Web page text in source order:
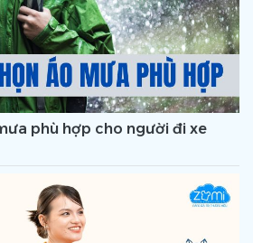
phù hợp cho người đi xe